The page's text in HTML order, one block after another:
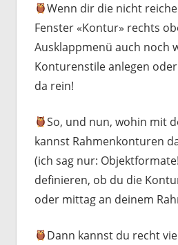
Wenn dir die nicht
Fenster «Kontur» rechts
Ausklappmenü auch noch
Konturenstile anlegen
da rein!
So, und nun, wohin mit
kannst Rahmenkonturen
(ich sag nur:
definieren, ob du die
oder mittag an deinem
Dann kannst du recht